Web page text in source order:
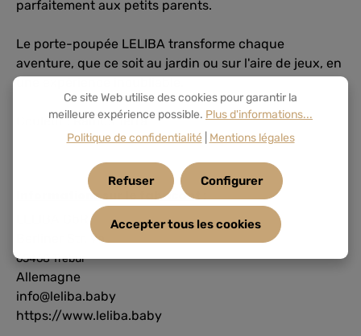
parfaitement aux petits parents.
Le porte-poupée LELIBA transforme chaque
aventure, que ce soit au jardin ou sur l'aire de jeux, en
une expérience inoubliable.
Couleur : Ramus Terra
Informations sur le fabricant :
Berliner Str. 9a
65468 Trebur
Allemagne
info@leliba.baby
https://www.leliba.baby
Ce site Web utilise des cookies pour garantir la
meilleure expérience possible. Plus d'informations...
Politique de confidentialité
Mentions légales
Refuser Configurer
Accepter tous les cookies